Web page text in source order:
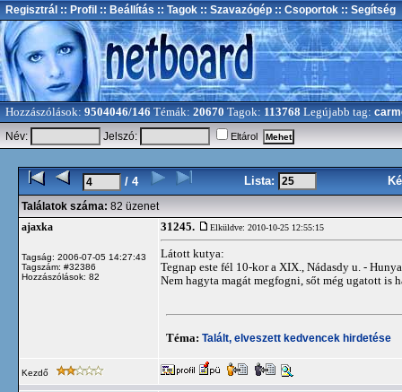
Regisztrál :: Profil :: Beállítás :: Tagok :: Szavazógép :: Csoportok :: Segítség
Hozzászólások: 9504046/146 Témák: 20670 Tagok: 113768 Legújabb tag:
Név:
Jelszó: Eltárol
/ 4 Lista:
Találatok száma: 82 üzenet
ajaxka
Tagság: 2006-07-05 14:27:43
Tagszám: #32386
Hozzászólások: 82
31245. Elküldve: 2010-10-25 12:55:15
Látott kutya:
Tegnap este fél 10-kor a XIX., Nádasdy u. -
Nem hagyta magát megfogni, sőt még ugatott is
Téma: Talált, elveszett kedvencek hirdetése
Kezdő